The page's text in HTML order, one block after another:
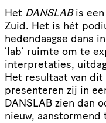
Het DANSLABis een
Zuid. Het is hét
hedendaagse dans
‘lab’ ruimte om te
interpretaties,
Het resultaat van
presenteren zij in
DANSLAB zien dan
nieuw, aanstormend